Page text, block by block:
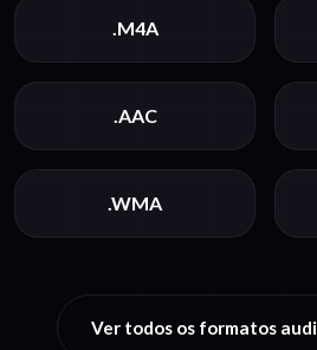
.M4A
.AAC
.WMA
Ver todos os formatos